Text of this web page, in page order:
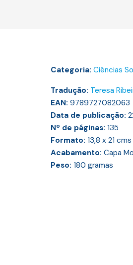
Categoria: Ciências
Tradução: Teresa
EAN: 9789727082063
Data de publicação:
Nº de páginas: 135
Formato: 13,8 x 21 cms
Acabamento: Capa
Peso: 180 gramas